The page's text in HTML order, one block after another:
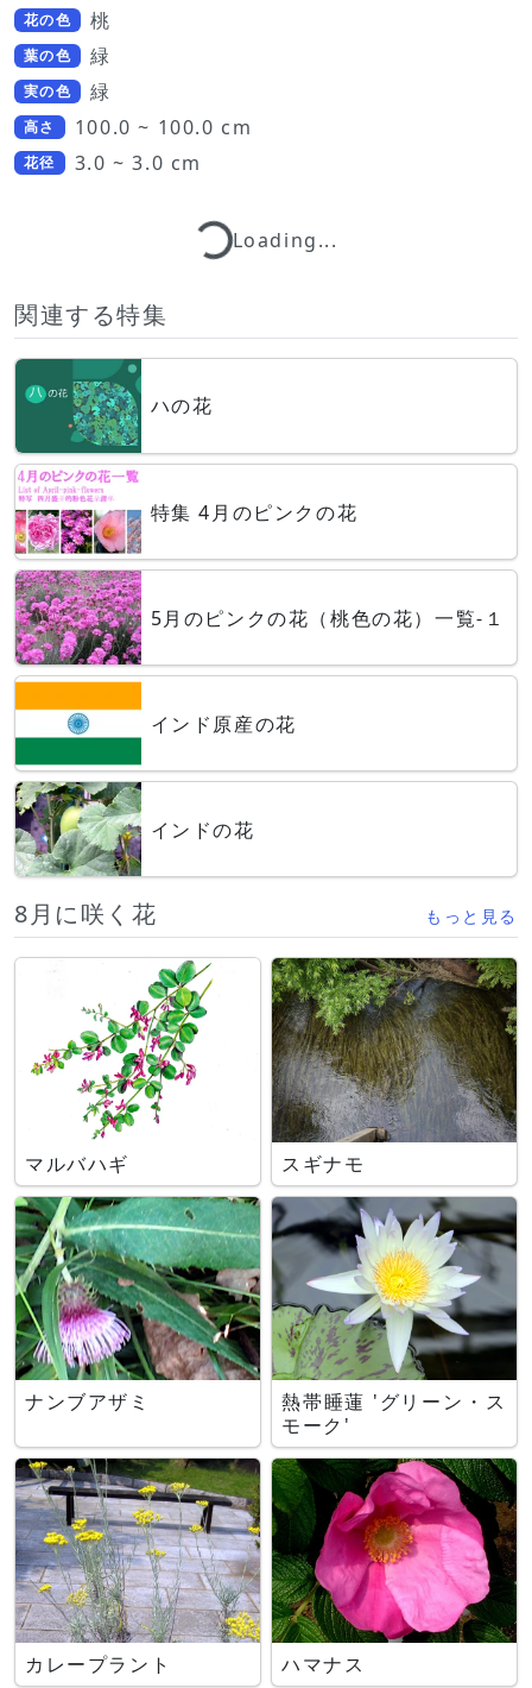
花の色 桃
葉の色 緑
実の色 緑
高さ 100.0 ~ 100.0 cm
花径 3.0 ~ 3.0 cm
Loading...
Loading...
関連する特集
ハの花
特集 4月のピンクの花
5月のピンクの花（桃色の花）一覧-１
インド原産の花
インドの花
8月に咲く花 もっと見る
マルバハギ スギナモ
ナンブアザミ
熱帯睡蓮 'グリーン・ス
モーク'
カレープラント ハマナス